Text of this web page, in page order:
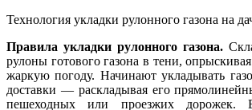
Технология укладки рулонного газона на
Правила укладки рулонного газона.
рулоны готового газона в тени,
жаркую погоду. Начинают укладывать
доставки — раскладывая его
пешеходных или проезжих дорожек.